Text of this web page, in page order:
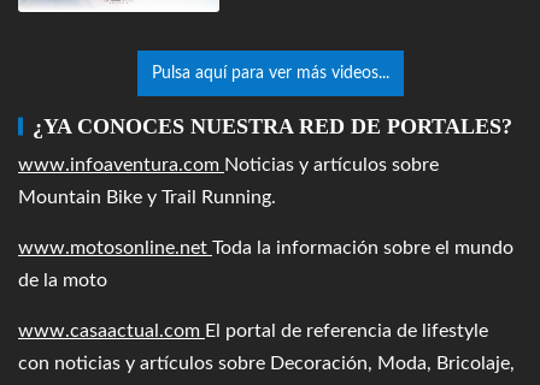
Pulsa aquí para ver más videos...
¿YA CONOCES NUESTRA RED DE PORTALES?
www.infoaventura.com Noticias y artículos sobre
Mountain Bike y Trail Running.
www.motosonline.net Toda la información sobre el mundo
de la moto
www.casaactual.com El portal de referencia de lifestyle
con noticias y artículos sobre Decoración, Moda, Bricolaje,